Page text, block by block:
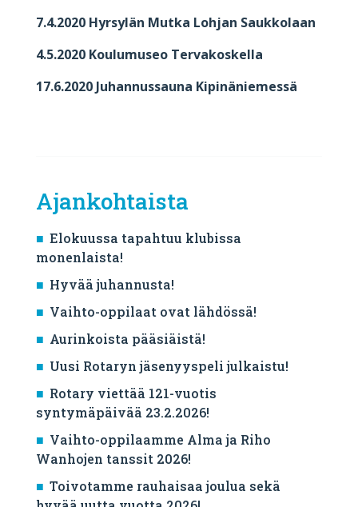
7.4.2020 Hyrsylän Mutka Lohjan Saukkolaan
4.5.2020 Koulumuseo Tervakoskella
17.6.2020 Juhannussauna Kipinäniemessä
Ajankohtaista
Elokuussa tapahtuu klubissa
monenlaista!
Hyvää juhannusta!
Vaihto-oppilaat ovat lähdössä!
Aurinkoista pääsiäistä!
Uusi Rotaryn jäsenyyspeli julkaistu!
Rotary viettää 121-vuotis
syntymäpäivää 23.2.2026!
Vaihto-oppilaamme Alma ja Riho
Wanhojen tanssit 2026!
Toivotamme rauhaisaa joulua sekä